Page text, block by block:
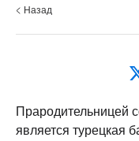
Назад
Прародительницей
является турецкая